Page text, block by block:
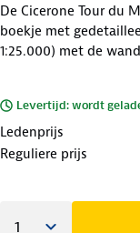
De Cicerone Tour du
boekje met
1:25.000) met de
Levertijd: wordt
Ledenprijs
Reguliere prijs